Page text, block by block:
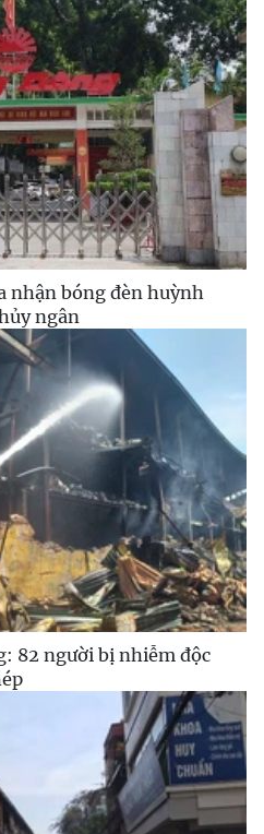
nhận bóng đèn huỳnh
ngân
82 người bị nhiễm độc